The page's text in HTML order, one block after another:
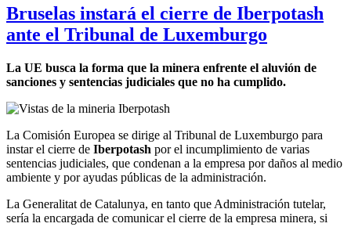
Bruselas instará el cierre de Iberpotash
ante el Tribunal de Luxemburgo
La UE busca la forma que la minera enfrente el aluvión de
sanciones y sentencias judiciales que no ha cumplido.
La Comisión Europea se dirige al Tribunal de Luxemburgo para
instar el cierre de Iberpotash por el incumplimiento de varias
sentencias judiciales, que condenan a la empresa por daños al medio
ambiente y por ayudas públicas de la administración.
La Generalitat de Catalunya, en tanto que Administración tutelar,
sería la encargada de comunicar el cierre de la empresa minera, si